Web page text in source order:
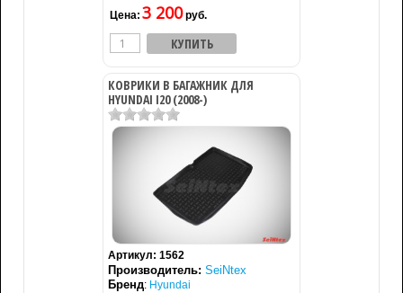
Цена: 3 200руб.
КОВРИКИ В БАГАЖНИК ДЛЯ
HYUNDAI I20 (2008-)
Артикул: 1562
Производитель: SeiNtex
Бренд: Hyundai